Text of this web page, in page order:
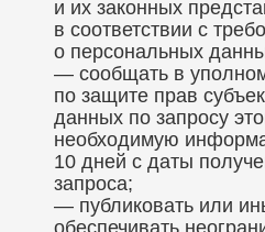
и их законных
в соответствии с
о персональных
— сообщать в
по защите прав
данных по запросу
необходимую
10 дней с даты
запроса;
— публиковать или
обеспечивать